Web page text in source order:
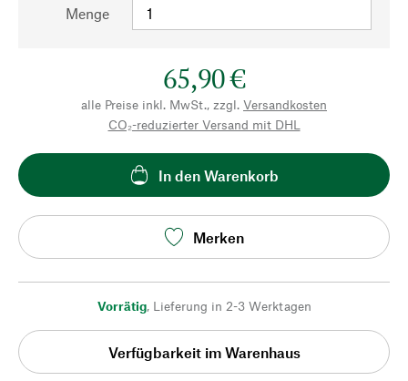
Menge
65,90 €
alle Preise inkl. MwSt., zzgl. Versandkosten
CO₂-reduzierter Versand mit DHL
In den Warenkorb
Merken
Vorrätig, Lieferung in 2-3 Werktagen
Verfügbarkeit im Warenhaus